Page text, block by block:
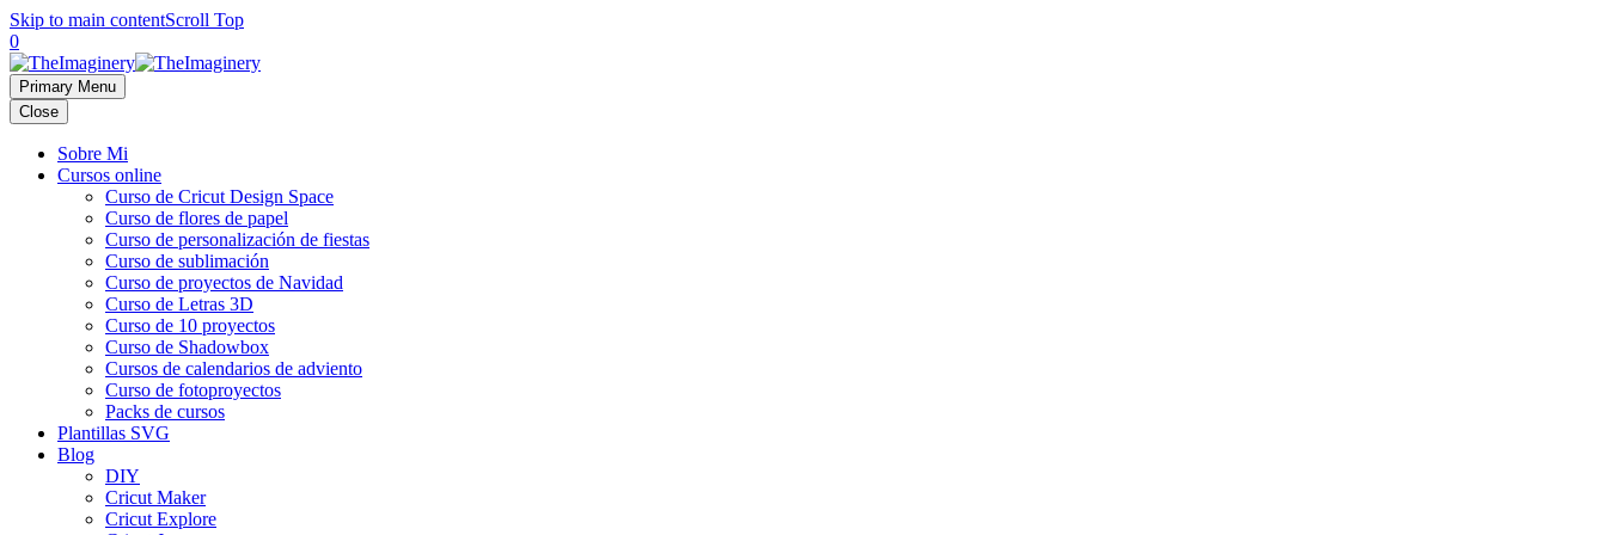
Skip to main contentScroll Top
0
Primary Menu
Close
Sobre Mi
Cursos online
Curso de Cricut Design Space
Curso de flores de papel
Curso de personalización de fiestas
Curso de sublimación
Curso de proyectos de Navidad
Curso de Letras 3D
Curso de 10 proyectos
Curso de Shadowbox
Cursos de calendarios de adviento
Curso de fotoproyectos
Packs de cursos
Plantillas SVG
Blog
DIY
Cricut Maker
Cricut Explore